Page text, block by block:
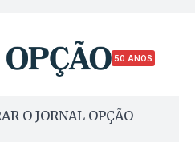
50 ANOS
O JORNAL OPÇÃO